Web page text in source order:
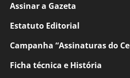
Assinar a Gazeta
Estatuto Editorial
Campanha “Assinaturas do
Ficha técnica e História